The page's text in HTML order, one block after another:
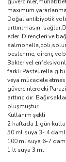
maxımum
Doğal antibiyotik yolu
arttırılmasını
eder. Dirençleri ve
beslenme; direnç ve
Bakteriyel
farklı Pasteurella gibi
veya mücadele
güvercinlerdeki
arttırıcıdır.
oluşmuştur.
Kullanım şekli
2 haftada 1 gün
50 ml suya 3- 4
100 ml suya 6-7
1 lt suya 3 ml